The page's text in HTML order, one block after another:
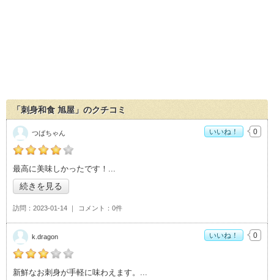
「刺身和食 旭屋」のクチコミ
の「刺身和食 旭屋」おすすめ度：
最高に美味しかったです！
続きを見る
訪問 2023-01-14 コメント 0件
つばちゃん いいね！ 0
の「刺身和食 旭屋」おすすめ度：
新鮮なお刺身が手軽に味わえます。
k.dragon いいね！ 0